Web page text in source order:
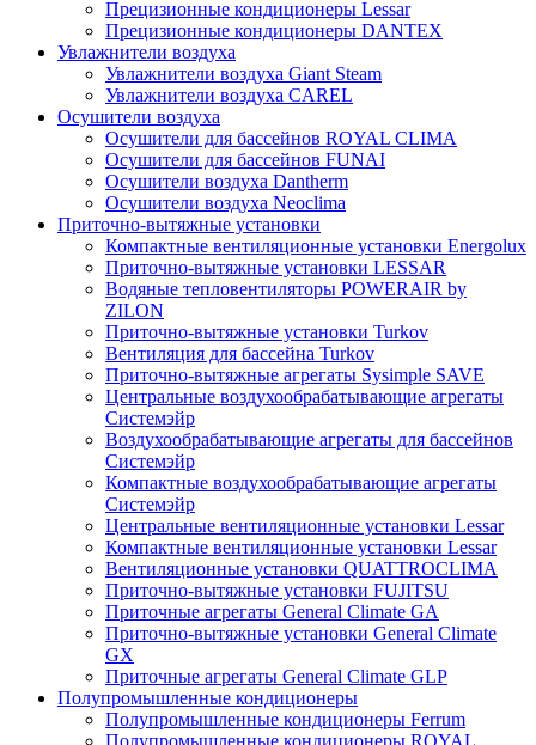
Прецизионные кондиционеры Lessar
Прецизионные кондиционеры DANTEX
Увлажнители воздуха
Увлажнители воздуха Giant Steam
Увлажнители воздуха CAREL
Осушители воздуха
Осушители для бассейнов ROYAL CLIMA
Осушители для бассейнов FUNAI
Осушители воздуха Dantherm
Осушители воздуха Neoclima
Приточно-вытяжные установки
Компактные вентиляционные установки Energolux
Приточно-вытяжные установки LESSAR
Водяные тепловентиляторы POWERAIR by
ZILON
Приточно-вытяжные установки Turkov
Вентиляция для бассейна Turkov
Приточно-вытяжные агрегаты Sysimple SAVE
Центральные воздухообрабатывающие агрегаты
Системэйр
Воздухообрабатывающие агрегаты для бассейнов
Системэйр
Компактные воздухообрабатывающие агрегаты
Системэйр
Центральные вентиляционные установки Lessar
Компактные вентиляционные установки Lessar
Вентиляционные установки QUATTROCLIMA
Приточно-вытяжные установки FUJITSU
Приточные агрегаты General Climate GA
Приточно-вытяжные установки General Climate
GX
Приточные агрегаты General Climate GLP
Полупромышленные кондиционеры
Полупромышленные кондиционеры Ferrum
Полупромышленные кондиционеры ROYAL